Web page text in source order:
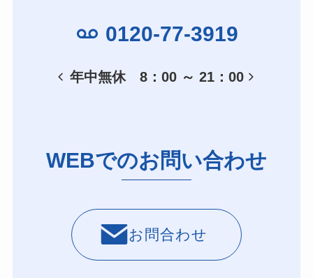
0120-77-3919
年中無休 8：00 ～ 21：00
WEBでのお問い合わせ
お問合わせ